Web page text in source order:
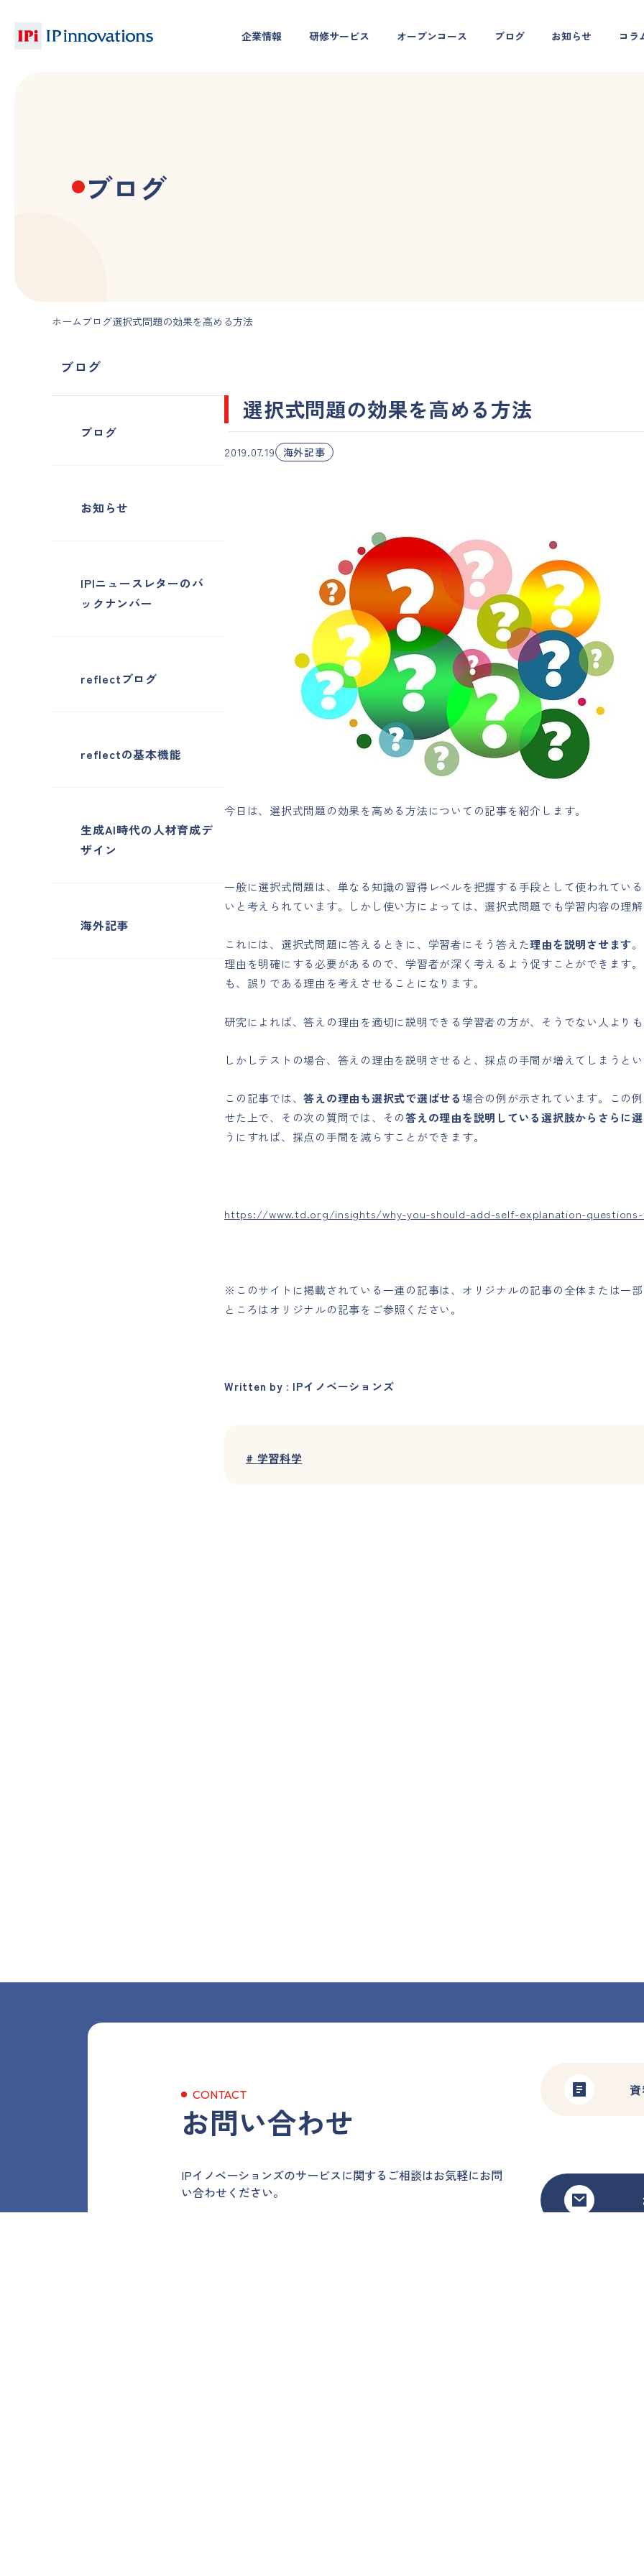
企業情報 研修サービス オープンコース ブログ お知らせ コラ
ブログ
ホーム ブログ選択式問題の効果を高める方法
ブログ
ブログ
お知らせ
IPIニュースレターのバ
ックナンバー
reflectブログ
reflectの基本機能
生成AI時代の人材育成デ
ザイン
海外記事
選択式問題の効果を高める方法
2019.07.19 海外記事
今日は、選択式問題の効果を高める方法についての記事を紹介します。
一般に選択式問題は、単なる知識の習得レベルを把握する手段として使われてい
いと考えられています。しかし使い方によっては、選択式問題でも学習内容の理解
これには、選択式問題に答えるときに、学習者にそう答えた理由を説明させます
理由を明確にする必要があるので、学習者が深く考えるよう促すことができます
も、誤りである理由を考えさせることになります。
研究によれば、答えの理由を適切に説明できる学習者の方が、そうでない人よりも
しかしテストの場合、答えの理由を説明させると、採点の手間が増えてしまうとい
この記事では、答えの理由も選択式で選ばせる 場合の例が示されています。この
せた上で、その次の質問では、その答えの理由を説明している選択肢からさらに選
うにすれば、採点の手間を減らすことができます。
https://www.td.org/insights/why-you-should-add-self-explanation-
※このサイトに掲載されている一連の記事は、オリジナルの記事の全体または一
ところはオリジナルの記事をご参照ください。
Written by : IPイノベーションズ
# 学習科学
CONTACT
お問い合わせ
IPイノベーションズのサービスに関するご相談はお気軽にお問
い合わせください。